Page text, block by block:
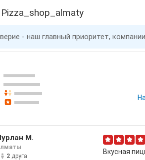
Pizza_shop_almaty
- наш главный приоритет,
М.
2 друга
Вкусная